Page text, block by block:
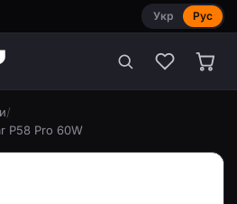
Укр Рус
/
P58 Pro 60W